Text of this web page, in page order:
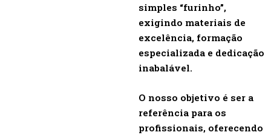
simples “furinho”,
exigindo materiais de
excelência, formação
especializada e dedicação
inabalável.
O nosso objetivo é ser a
referência para os
profissionais, oferecendo